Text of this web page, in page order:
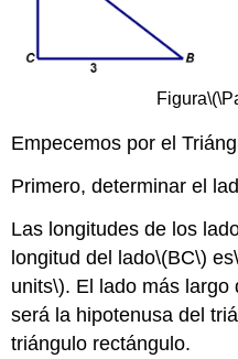
Figura
Empecemos por el
Primero, determinar el
Las longitudes de los
longitud del lado\(BC\) es
units\). El lado más largo
será la hipotenusa del
triángulo rectángulo.